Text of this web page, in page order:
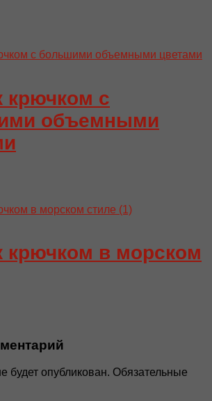
крючком с
объемными
крючком в морском
будет опубликован. Обязательные